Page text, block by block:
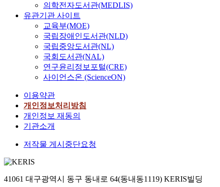
의학전자도서관(MEDLIS)
유관기관 사이트
교육부(MOE)
국립장애인도서관(NLD)
국립중앙도서관(NL)
국회도서관(NAL)
연구윤리정보포털(CRE)
사이언스온 (ScienceON)
이용약관
개인정보처리방침
개인정보 재동의
기관소개
저작물 게시중단요청
41061 대구광역시 동구 동내로 64(동내동1119) KERIS빌딩